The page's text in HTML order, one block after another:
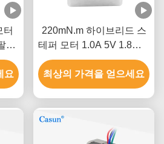
터
요
220mN.m 하이브리드 스
테퍼 모터 1.0A 5V 1.8도 4
선 모터
최상의 가격을 얻으세요